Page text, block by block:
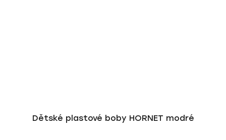
Dětské plastové boby HORNET modré